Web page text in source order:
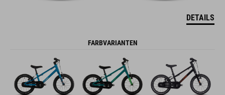
DETAILS
FARBVARIANTEN